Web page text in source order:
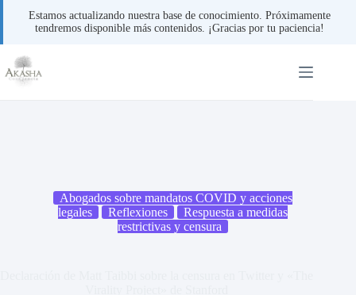
Estamos actualizando nuestra base de conocimiento. Próximamente
tendremos disponible más contenidos. ¡Gracias por tu paciencia!
contenido
Abogados sobre mandatos COVID y acciones
legales
Reflexiones
Respuesta a medidas
restrictivas y censura